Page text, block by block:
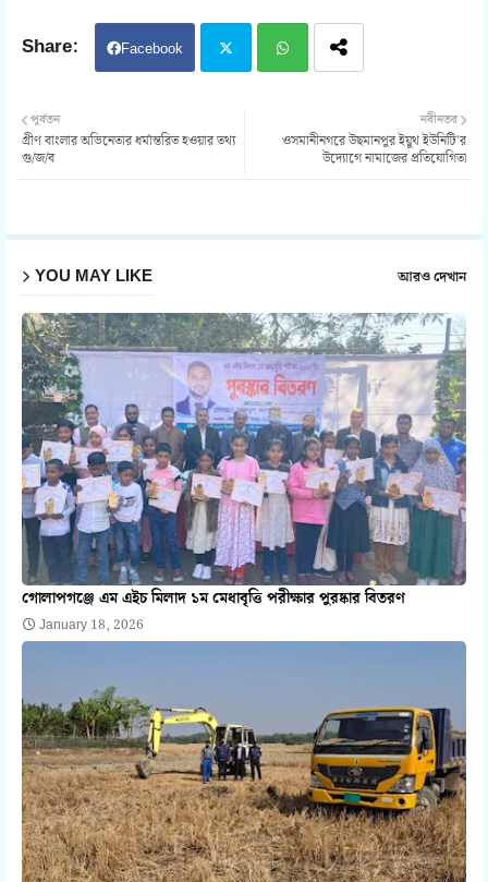
Facebook
ter atsa
নবীনতর
ওসমানীনগরে উছমানপুর ইয়ুথ ইউনিটি'র
উদ্যোগে নামাজের প্রতিযোগিতা
পূর্বতন
গ্রীণ বাংলার অভিনেতার ধর্মান্তরিত হওয়ার তথ্য
গু/জ/ব
YOU MAY LIKE আরও দেখান
গোলাপগঞ্জে এম এইচ মিলাদ ১ম মেধাবৃত্তি পরীক্ষার পুরষ্কার বিতরণ
January 18, 2026